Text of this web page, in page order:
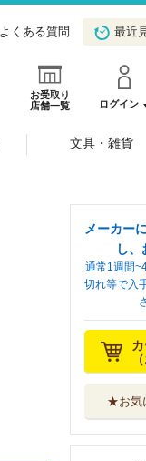
よくある質問 最近
お受取り
店舗一覧
ログイン
文具・雑貨
メーカー
し、
通常1週間
切れ等で入
★お気